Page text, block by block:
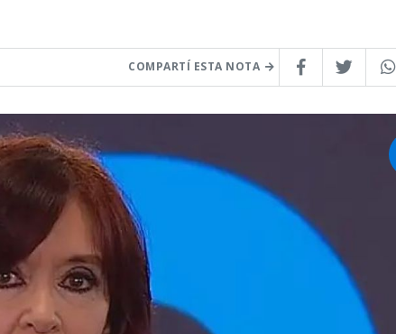
COMPARTÍ ESTA NOTA